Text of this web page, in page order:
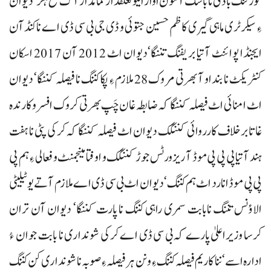
ءِ سیکرٹری ماہی گیری کاظم حسین جتوئی و ڈی جی بی سی ڈی اے ناکنڈآن
ایجنڈا پوائنٹ آتیا بریفنگ تننگا‘دیوان اٹ 2012 آن 2017 اسکان
کنٹریکٹ نا بنداو آ بھرتی مروک 28 ملازم ءِ پکا کننگ نا فیصلہ کننگا‘ دیوان
اٹ امنائی اٹ فیصلہ کننگا کہ ضابطہ غان چَپ بھرتی کروک افسر وکارندہ
غاتا برخلاف کارروائی کننگک دیوان اٹ فیصلہ کننگا کہ کرکی پٹی نا ہفت
ہند آتیا پی پی پی موڈ آ ریزورٹس جوڑ کننگک و اوفتا مینجمنٹ و فعالی ءِ ہم پی
پی پی موڈ انا رد اٹ ہم کننگ‘ دیوان اٹ بی سی ڈی اے ملازم آتے یوٹیلیٹی
الاؤنس تننگ نابابت سمری راہی کننگ نا پارت کننگا‘ دیوان آن تران
کرسا وزیراعلیٰ پارے کہ بی سی ڈی اے کرکی شونداری نا بابت جوان ءُ
ادارہ اسے‘ ننا کاریم فیصلہ کننگ ءِ و نن ہر فیصلہ ءِ صوبہ نا شونداری کن کننگ